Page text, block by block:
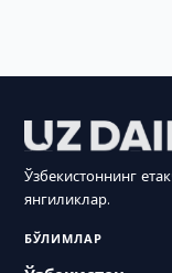
Ўзбекистоннинг
янгиликлар.
БЎЛИМЛАР